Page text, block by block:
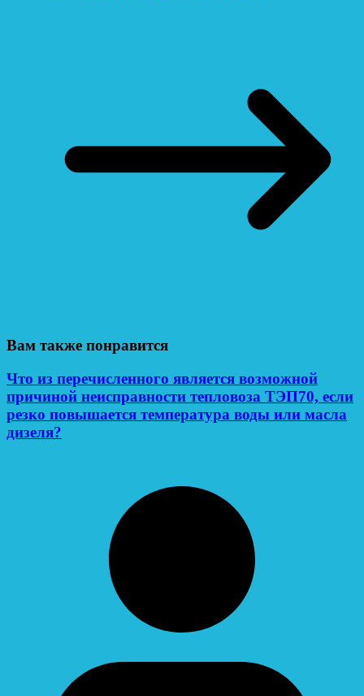
Вам также понравится
Что из перечисленного является возможной
причиной неисправности тепловоза ТЭП70, если
резко повышается температура воды или масла
дизеля?